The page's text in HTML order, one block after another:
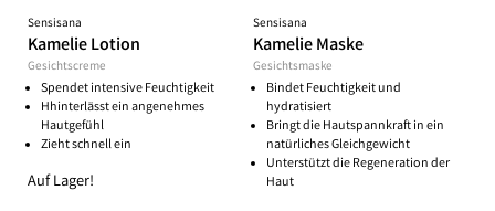
Sensisana
Kamelie Lotion
Gesichtscreme
Spendet intensive Feuchtigkeit
Hhinterlässt ein angenehmes
Hautgefühl
Zieht schnell ein
Auf Lager!
Sensisana
Kamelie Maske
Gesichtsmaske
Bindet Feuchtigkeit und
hydratisiert
Bringt die Hautspannkraft in ein
natürliches Gleichgewicht
Unterstützt die Regeneration der
Haut